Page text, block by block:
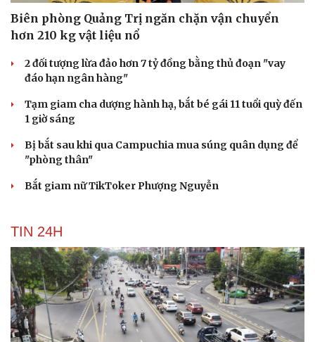
Biên phòng Quảng Trị ngăn chặn vận chuyển
hơn 210 kg vật liệu nổ
2 đối tượng lừa đảo hơn 7 tỷ đồng bằng thủ đoạn "vay
đáo hạn ngân hàng"
Tạm giam cha dượng hành hạ, bắt bé gái 11 tuổi quỳ đến
1 giờ sáng
Bị bắt sau khi qua Campuchia mua súng quân dụng để
"phòng thân"
Bắt giam nữ TikToker Phượng Nguyễn
TIN 24H